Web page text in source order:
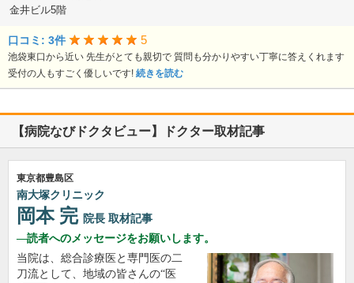
金井ビル5階
口コミ: 3件 5
池袋東口から近い 先生がとても親切で 質問も分かりやすい丁寧に答えくれます
受付の人もすごく優しいです! 続きを読む
【病院なびドクタビュー】ドクター取材記事
東京都豊島区
南大塚クリニック
岡本 完 院長 取材記事
読者へのメッセージをお願いします。
当院は、総合診療医と専門医の二
刀流として、地域の皆さんの“医